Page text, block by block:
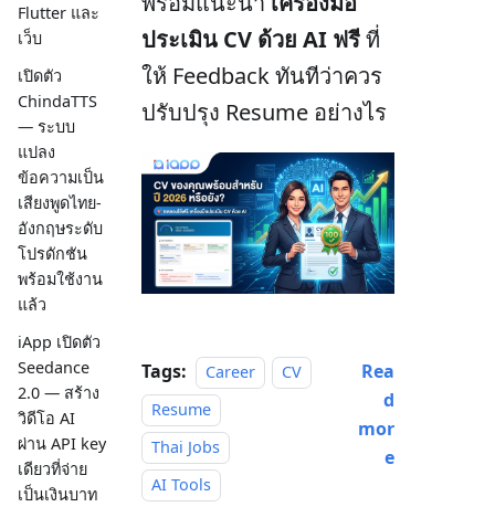
Flutter และ
เว็บ
เปิดตัว
ChindaTTS
— ระบบ
แปลง
ข้อความเป็น
เสียงพูดไทย-
อังกฤษระดับ
โปรดักชัน
พร้อมใช้งาน
แล้ว
iApp เปิดตัว
Seedance
2.0 — สร้าง
วิดีโอ AI
ผ่าน API key
เดียวที่จ่าย
เป็นเงินบาท
ประเมิน CV ด้วย AI ฟรีที่
ให้ Feedback ทันทีว่าควร
ปรับปรุง Resume อย่างไร
Tags: Career
CV
Resume
Thai Jobs
AI Tools
Rea
d
mor
e